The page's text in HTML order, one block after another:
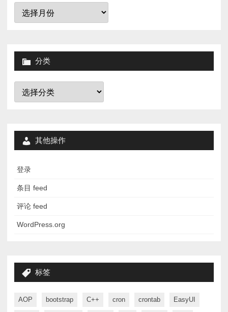
归
分类
分
其他操作
登录
条目 feed
评论 feed
WordPress.org
标签
AOP bootstrap C++ cron crontab EasyUI